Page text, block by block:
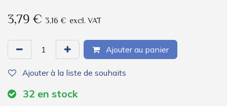
3,79€ 3,16 € excl. VAT
Ajouter au panier
Ajouter à la liste de souhaits
32 en stock